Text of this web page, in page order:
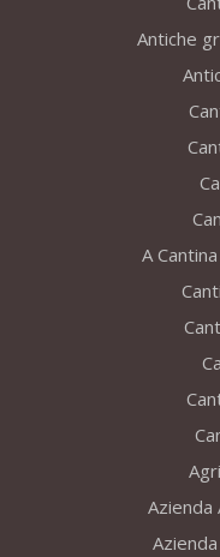
Antiche
A
Azienda